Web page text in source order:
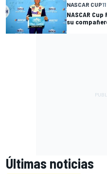
NASCAR CUP
NASCAR
su
Últimas noticias